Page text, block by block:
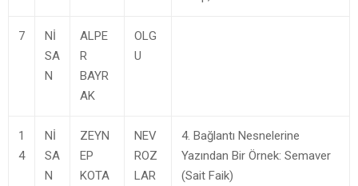
7
Nİ
SA
N
ALPE
R
BAYR
AK
OLG
U
1
4
Nİ
SA
N
ZEYN
EP
KOTA
NEV
ROZ
LAR
4. Bağlantı Nesnelerine
Yazından Bir Örnek: Semaver
(Sait Faik)